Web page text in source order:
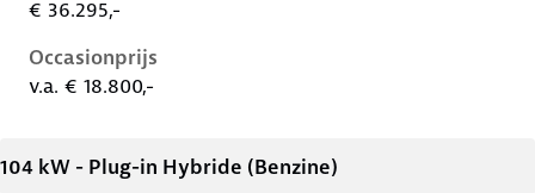
€ 36.295,-
Occasionprijs
v.a. € 18.800,-
104 kW - Plug-in Hybride (Benzine)